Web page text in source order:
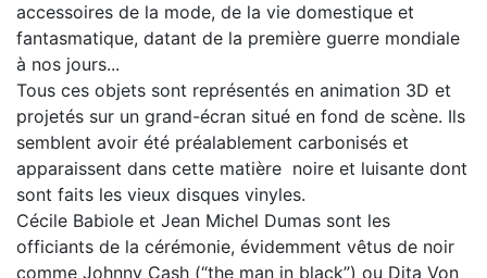
accessoires de la mode, de la vie domestique et
fantasmatique, datant de la première guerre mondiale
à nos jours...
Tous ces objets sont représentés en animation 3D et
projetés sur un grand-écran situé en fond de scène. Ils
semblent avoir été préalablement carbonisés et
apparaissent dans cette matière noire et luisante dont
sont faits les vieux disques vinyles.
Cécile Babiole et Jean Michel Dumas sont les
officiants de la cérémonie, évidemment vêtus de noir
comme Johnny Cash (“the man in black”) ou Dita Von